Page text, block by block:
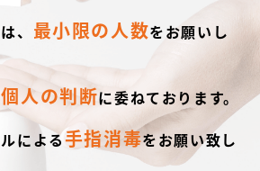
、 最小限の人数をお願いし
個人の判断に委ねております。
による手指消毒をお願い致し